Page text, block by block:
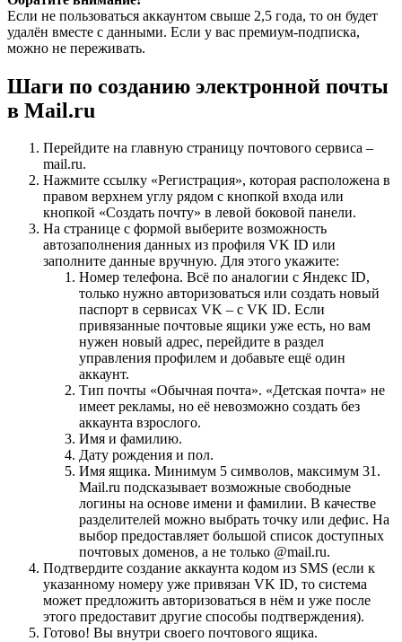
Если не пользоваться аккаунтом свыше 2,5 года, то он будет
удалён вместе с данными. Если у вас премиум-подписка,
можно не переживать.
Шаги по созданию электронной почты
в Mail.ru
Перейдите на главную страницу почтового сервиса –
mail.ru.
Нажмите ссылку «Регистрация», которая расположена в
правом верхнем углу рядом с кнопкой входа или
кнопкой «Создать почту» в левой боковой панели.
На странице с формой выберите возможность
автозаполнения данных из профиля VK ID или
заполните данные вручную. Для этого укажите:
Номер телефона. Всё по аналогии с Яндекс ID,
только нужно авторизоваться или создать новый
паспорт в сервисах VK – с VK ID. Если
привязанные почтовые ящики уже есть, но вам
нужен новый адрес, перейдите в раздел
управления профилем и добавьте ещё один
аккаунт.
Тип почты «Обычная почта». «Детская почта» не
имеет рекламы, но её невозможно создать без
аккаунта взрослого.
Имя и фамилию.
Дату рождения и пол.
Имя ящика. Минимум 5 символов, максимум 31.
Mail.ru подсказывает возможные свободные
логины на основе имени и фамилии. В качестве
разделителей можно выбрать точку или дефис. На
выбор предоставляет большой список доступных
почтовых доменов, а не только @mail.ru.
Подтвердите создание аккаунта кодом из SMS (если к
указанному номеру уже привязан VK ID, то система
может предложить авторизоваться в нём и уже после
этого предоставит другие способы подтверждения).
Готово! Вы внутри своего почтового ящика.